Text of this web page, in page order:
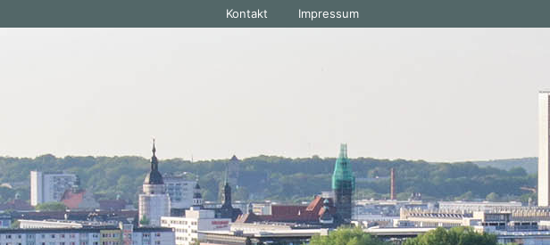
Kontakt Impressum